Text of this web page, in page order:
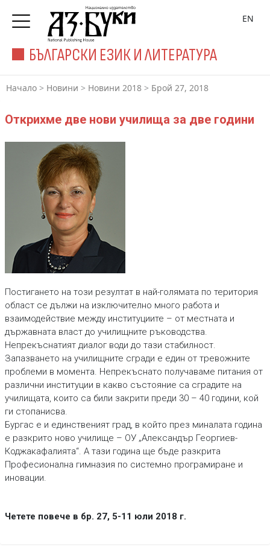
БЪЛГАРСКИ ЕЗИК И ЛИТЕРАТУРА
EN
Начало > Новини > Новини 2018 > Брой 27, 2018
Открихме две нови училища за две години
Постигането на този резултат в най-голямата по територия
област се дължи на изключително много работа и
взаимодействие между институциите – от местната и
държавната власт до училищните ръководства.
Непрекъснатият диалог води до тази стабилност.
Запазването на училищните сгради е един от тревожните
проблеми в момента. Непрекъснато получаваме питания от
различни институции в какво състояние са сградите на
училищата, които са били закрити преди 30 – 40 години, кой
ги стопанисва.
Бургас е и единственият град, в който през миналата година
е разкрито ново училище – ОУ „Александър Георгиев-
Коджакафалията“. А тази година ще бъде разкрита
Професионална гимназия по системно програмиране и
иновации.
Четете повече в бр. 27, 5-11 юли 2018 г.